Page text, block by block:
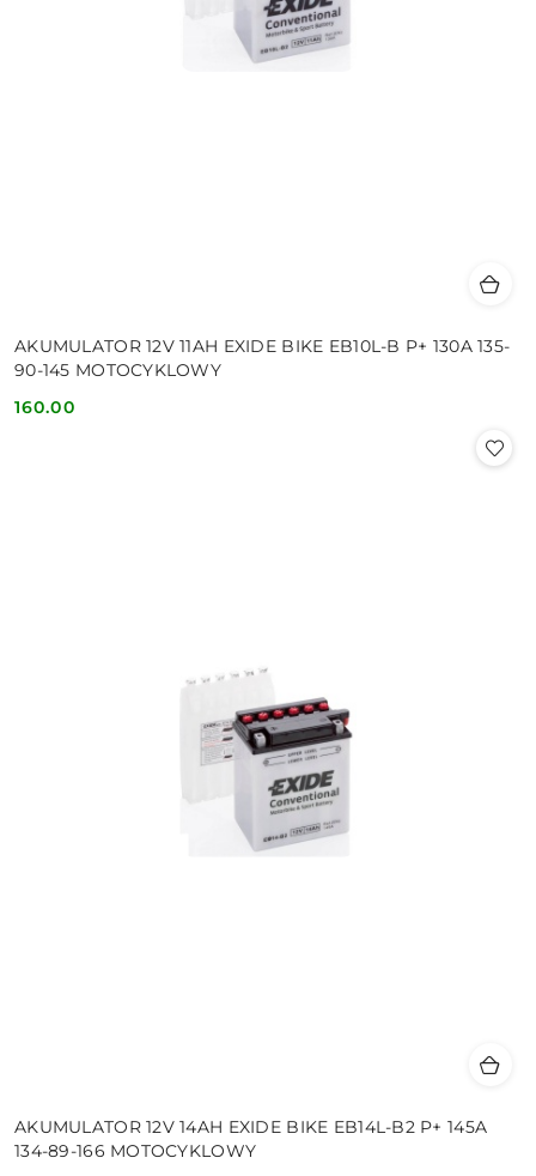
AKUMULATOR 12V 11AH EXIDE BIKE EB10L-B P+ 130A 135-
90-145 MOTOCYKLOWY
Cena:
160.00
AKUMULATOR 12V 14AH EXIDE BIKE EB14L-B2 P+ 145A
134-89-166 MOTOCYKLOWY